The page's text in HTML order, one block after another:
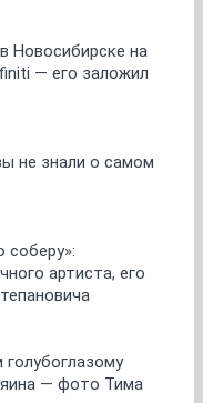
Новосибирске на
— его заложил
не знали о самом
соберу»:
артиста, его
— фото Тима